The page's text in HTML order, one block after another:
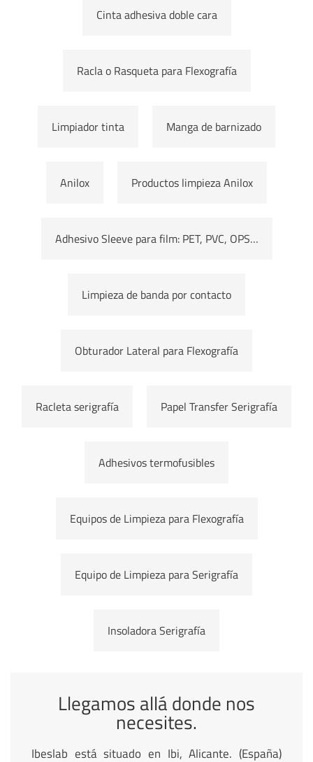
Cinta adhesiva doble cara
Racla o Rasqueta para Flexografía
Limpiador tinta Manga de barnizado
Anilox Productos limpieza Anilox
Adhesivo Sleeve para film: PET, PVC, OPS…
Limpieza de banda por contacto
Obturador Lateral para Flexografía
Racleta serigrafía Papel Transfer Serigrafía
Adhesivos termofusibles
Equipos de Limpieza para Flexografía
Equipo de Limpieza para Serigrafía
Insoladora Serigrafía
Llegamos allá donde nos
necesites.
Ibeslab está situado en Ibi, Alicante. (España)